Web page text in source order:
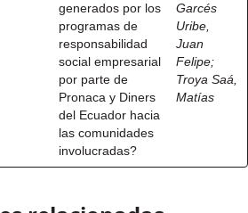
generados por los
programas de
responsabilidad
social empresarial
por parte de
Pronaca y Diners
del Ecuador hacia
las comunidades
involucradas?
Garcés
Uribe,
Juan
Felipe;
Troya Saá,
Matías